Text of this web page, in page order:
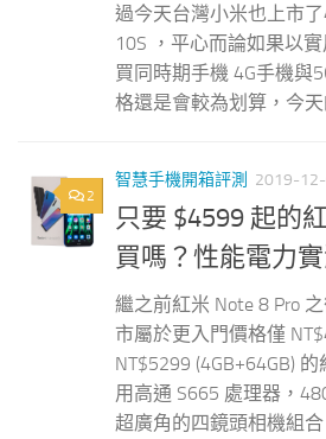
過今天台灣小米也上市
10S ，平心而論如果以
買同時期手機 4G手機與
格還是會較為划算，今天
2
智慧手機開箱評測 2019-
只要 $4599 起的
買嗎？性能電力
繼之前紅米 Note 8 Pro
市屬於更入門價格僅
NT$5299 (4GB+64GB)
用高通 S665 處理器，
超廣角的四鏡頭相機組